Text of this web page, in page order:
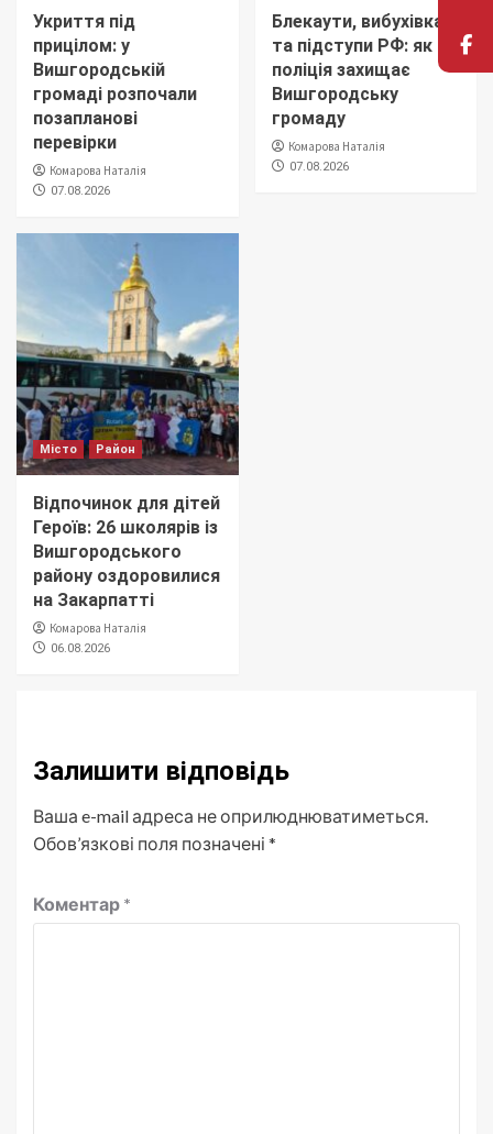
Укриття під
прицілом: у
Вишгородській
громаді розпочали
позапланові
перевірки
Комарова Наталія
07.08.2026
Блекаути, вибухівка
та підступи РФ: як
поліція захищає
Вишгородську
громаду
Комарова Наталія
07.08.2026
Місто Район
Відпочинок для дітей
Героїв: 26 школярів із
Вишгородського
району оздоровилися
на Закарпатті
Комарова Наталія
06.08.2026
Залишити відповідь
Ваша e-mail адреса не оприлюднюватиметься.
Обов’язкові поля позначені *
Коментар *